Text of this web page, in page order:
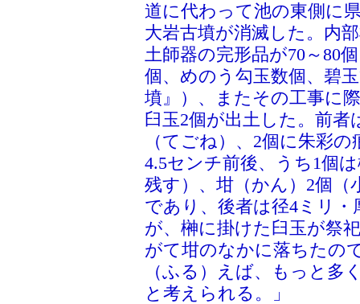
道に代わって池の東側に
大岩古墳が消滅した。内
土師器の完形品が70～80
個、めのう勾玉数個、碧
墳』）、またその工事に
臼玉2個が出土した。前者
（てごね）、2個に朱彩
4.5センチ前後、うち1個
残す）、坩（かん）2個（
であり、後者は径4ミリ
が、榊に掛けた臼玉が祭
がて坩のなかに落ちたの
（ふる）えば、もっと多
と考えられる。」